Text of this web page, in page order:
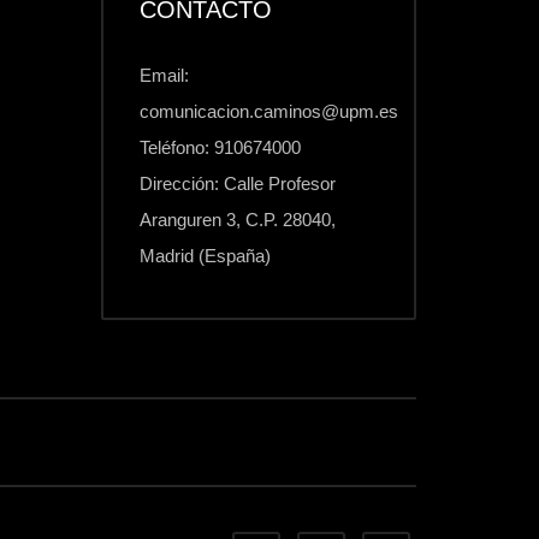
CONTACTO
Email:
comunicacion.caminos@upm.es
Teléfono: 910674000
Dirección: Calle Profesor
Aranguren 3, C.P. 28040,
Madrid (España)